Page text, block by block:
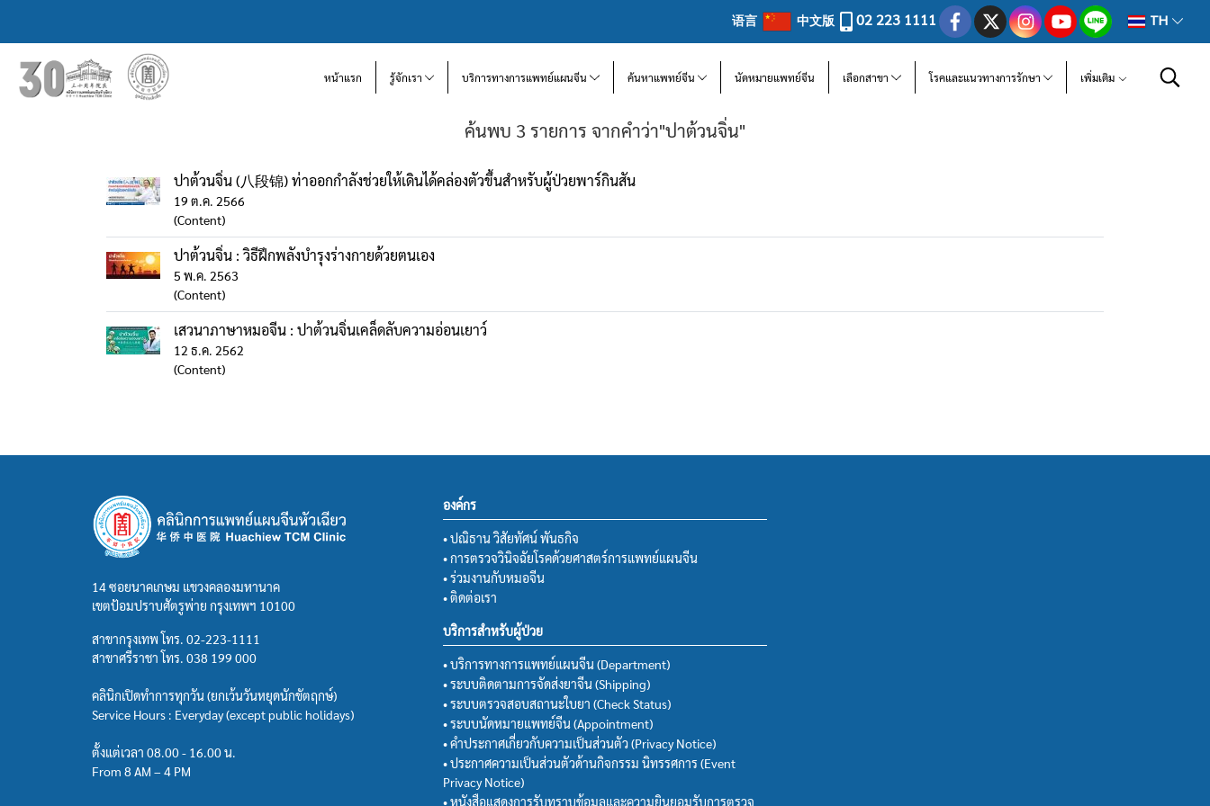
语言 中文版 02 223 1111 TH
หน้าแรก รู้จักเรา บริการทางการแพทย์แผนจีน ค้นหาแพทย์จีน นัดหมายแพทย์จีน เลือกสาขา โรคและแนวทางการรักษา เพิ่มเติม
ค้นพบ 3 รายการ จากคำว่า"ปาต้วนจิ่น"
ปาต้วนจิ่น (八段锦) ท่าออกกำลังช่วยให้เดินได้คล่องตัวขึ้นสำหรับผู้ป่วยพาร์กินสัน
19 ต.ค. 2566
(Content)
ปาต้วนจิ่น : วิธีฝึกพลังบำรุงร่างกายด้วยตนเอง
5 พ.ค. 2563
(Content)
เสวนาภาษาหมอจีน : ปาต้วนจิ่นเคล็ดลับความอ่อนเยาว์
12 ธ.ค. 2562
(Content)
14 ซอยนาคเกษม แขวงคลองมหานาค
เขตป้อมปราบศัตรูพ่าย กรุงเทพฯ 10100
สาขากรุงเทพ โทร. 02-223-1111
สาขาศรีราชา โทร. 038 199 000
คลินิกเปิดทำการทุกวัน (ยกเว้นวันหยุดนักขัตฤกษ์)
Service Hours : Everyday (except public holidays)
ตั้งแต่เวลา 08.00 - 16.00 น.
From 8 AM – 4 PM
องค์กร
• ปณิธาน วิสัยทัศน์ พันธกิจ
• การตรวจวินิจฉัยโรคด้วยศาสตร์การแพทย์แผนจีน
• ร่วมงานกับหมอจีน
• ติดต่อเรา
บริการสำหรับผู้ป่วย
• บริการทางการแพทย์แผนจีน (Department)
• ระบบติดตามการจัดส่งยาจีน (Shipping)
• ระบบตรวจสอบสถานะใบยา (Check Status)
• ระบบนัดหมายแพทย์จีน (Appointment)
• คำประกาศเกี่ยวกับความเป็นส่วนตัว (Privacy Notice)
• ประกาศความเป็นส่วนตัวด้านกิจกรรม นิทรรศการ (Event
Privacy Notice)
• หนังสือแสดงการรับทราบข้อมูลและความยินยอมรับการตรวจ